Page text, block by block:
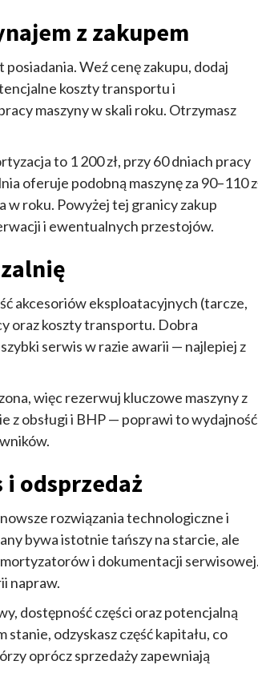
z zakupem
Weź cenę zakupu, dodaj
koszty transportu i
maszyny w skali roku. Otrzymasz
to 1 200 zł, przy 60 dniach pracy
oferuje podobną maszynę za 90–110
w roku. Powyżej tej granicy zakup
i ewentualnych przestojów.
akcesoriów eksploatacyjnych (tarcze,
oraz koszty transportu. Dobra
serwis w razie awarii — najlepiej z
więc rezerwuj kluczowe maszyny z
z obsługi i BHP — poprawi to wydajność
odsprzedaż
rozwiązania technologiczne i
bywa istotnie tańszy na starcie, ale
i dokumentacji
napraw.
dostępność części oraz potencjalną
odzyskasz część kapitału, co
oprócz sprzedaży zapewniają